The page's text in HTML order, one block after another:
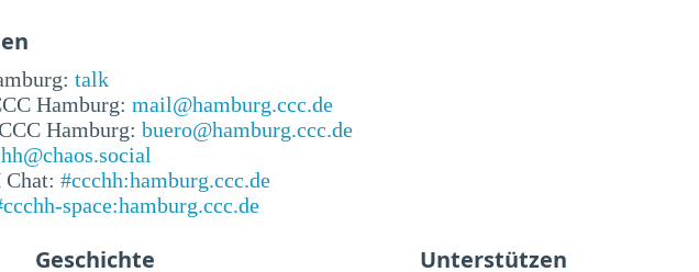
talk
Hamburg: mail@hamburg.ccc.de
Hamburg: buero@hamburg.ccc.de
#ccchh:hamburg.ccc.de
space:hamburg.ccc.de
Geschichte Unterstützen